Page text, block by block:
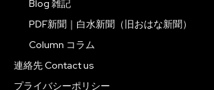
Blog 雑記
PDF新聞｜白水新聞（旧おはな新聞）
Column コラム
連絡先 Contact us
プライバシーポリシー